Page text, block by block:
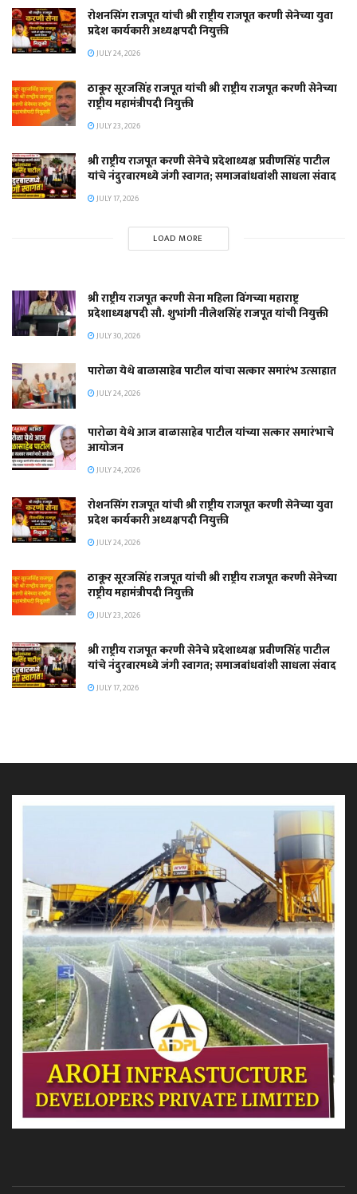
रोशनसिंग राजपूत यांची श्री राष्ट्रीय राजपूत करणी सेनेच्या युवा
प्रदेश कार्यकारी अध्यक्षपदी नियुक्ती
JULY 24, 2026
ठाकूर सूरजसिंह राजपूत यांची श्री राष्ट्रीय राजपूत करणी सेनेच्या
राष्ट्रीय महामंत्रीपदी नियुक्ती
JULY 23, 2026
श्री राष्ट्रीय राजपूत करणी सेनेचे प्रदेशाध्यक्ष प्रवीणसिंह पाटील
यांचे नंदुरबारमध्ये जंगी स्वागत; समाजबांधवांशी साधला संवाद
JULY 17, 2026
LOAD MORE
श्री राष्ट्रीय राजपूत करणी सेना महिला विंगच्या महाराष्ट्र
प्रदेशाध्यक्षपदी सौ. शुभांगी नीलेशसिंह राजपूत यांची नियुक्ती
JULY 30, 2026
पारोळा येथे बाळासाहेब पाटील यांचा सत्कार समारंभ उत्साहात
JULY 24, 2026
पारोळा येथे आज बाळासाहेब पाटील यांच्या सत्कार समारंभाचे
आयोजन
JULY 24, 2026
रोशनसिंग राजपूत यांची श्री राष्ट्रीय राजपूत करणी सेनेच्या युवा
प्रदेश कार्यकारी अध्यक्षपदी नियुक्ती
JULY 24, 2026
ठाकूर सूरजसिंह राजपूत यांची श्री राष्ट्रीय राजपूत करणी सेनेच्या
राष्ट्रीय महामंत्रीपदी नियुक्ती
JULY 23, 2026
श्री राष्ट्रीय राजपूत करणी सेनेचे प्रदेशाध्यक्ष प्रवीणसिंह पाटील
यांचे नंदुरबारमध्ये जंगी स्वागत; समाजबांधवांशी साधला संवाद
JULY 17, 2026